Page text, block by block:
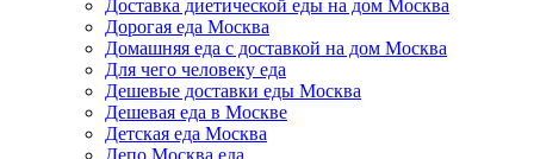
Доставка диетической еды на дом Москва
Дорогая еда Москва
Домашняя еда с доставкой на дом Москва
Для чего человеку еда
Дешевые доставки еды Москва
Дешевая еда в Москве
Детская еда Москва
Депо Москва еда